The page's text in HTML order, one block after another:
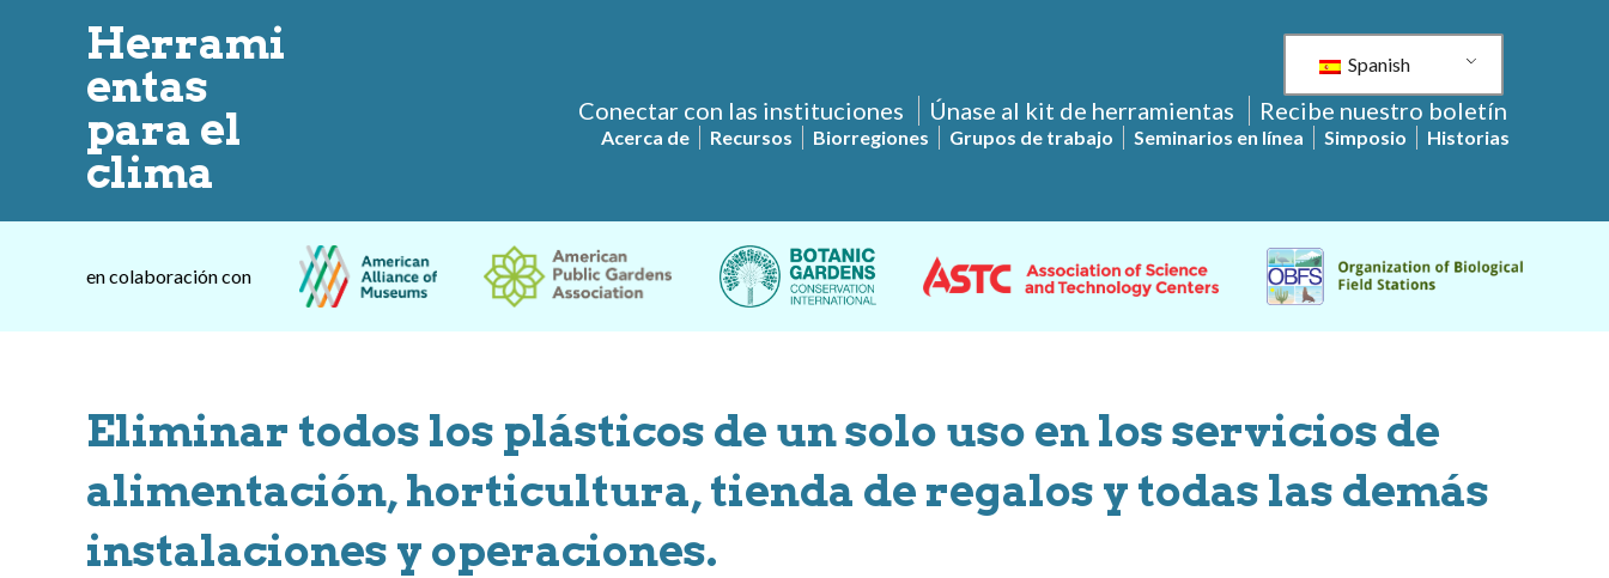
Herrami
entas
para el
clima
Spanish
Conectar con las instituciones Únase al kit de herramientas Recibe nuestro boletín
Acerca de Recursos Biorregiones Grupos de trabajo Seminarios en línea Simposio Historias
en colaboración con
Eliminar todos los plásticos de un solo uso en los servicios de
alimentación, horticultura, tienda de regalos y todas las demás
instalaciones y operaciones.